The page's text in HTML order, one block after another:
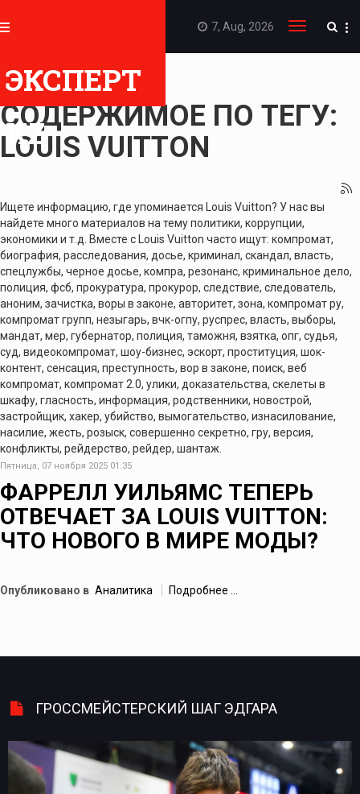
ЭКСПЕРТ
KZ
7, Aug, 2026
Toggle
ПОКАЗАТЬ
СОДЕРЖИМОЕ ПО ТЕГУ:
LOUIS VUITTON
Ищете информацию, где упоминается Louis Vuitton? У нас вы
найдете много материалов на тему политики, коррупции,
экономики и т.д. Вместе с Louis Vuitton часто ищут: компромат,
биография, расследования, досье, криминал, скандал, власть,
спецлужбы, черное досье, компра, резонанс, криминальное дело,
полиция, фсб, прокуратура, прокурор, следствие, следователь,
аноним, зачистка, воры в законе, авторитет, зона, компромат ру,
компромат групп, незыгарь, вчк-огпу, руспрес, власть, выборы,
мандат, мер, губернатор, полиция, таможня, взятка, опг, судья,
суд, видеокомпромат, шоу-бизнес, эскорт, проституция, шок-
контент, сенсация, преступность, вор в законе, поиск, веб
компромат, компромат 2.0, улики, доказательства, скелеты в
шкафу, гласность, информация, родственники, новострой,
застройщик, хакер, убийство, вымогательство, изнасилование,
насилие, жесть, розыск, совершенно секретно, гру, версия,
конфликты, рейдерство, рейдер, шантаж.
Пятница, 07 ноября 2025 01:35
ФАРРЕЛЛ УИЛЬЯМС ТЕПЕРЬ
ОТВЕЧАЕТ ЗА LOUIS VUITTON:
ЧТО НОВОГО В МИРЕ МОДЫ?
Опубликовано в Аналитика Подробнее ...
ГРОССМЕЙСТЕРСКИЙ ШАГ ЭДГАРА